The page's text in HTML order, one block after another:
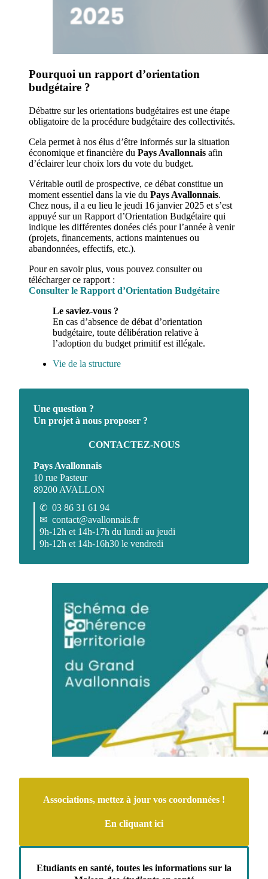
Pourquoi un rapport d’orientation
budgétaire ?
Débattre sur les orientations budgétaires est une étape
obligatoire de la procédure budgétaire des collectivités.
Cela permet à nos élus d’être informés sur la situation
économique et financière du Pays Avallonnais afin
d’éclairer leur choix lors du vote du budget.
Véritable outil de prospective, ce débat constitue un
moment essentiel dans la vie du Pays Avallonnais.
Chez nous, il a eu lieu le jeudi 16 janvier 2025 et s’est
appuyé sur un Rapport d’Orientation Budgétaire qui
indique les différentes donées clés pour l’année à venir
(projets, financements, actions maintenues ou
abandonnées, effectifs, etc.).
Pour en savoir plus, vous pouvez consulter ou
télécharger ce rapport :
Consulter le Rapport d’Orientation Budgétaire
Le saviez-vous ?
En cas d’absence de débat d’orientation
budgétaire, toute délibération relative à
l’adoption du budget primitif est illégale.
Vie de la structure
Une question ?
Un projet à nous proposer ?
CONTACTEZ-NOUS
Pays Avallonnais
10 rue Pasteur
89200 AVALLON
✆ 03 86 31 61 94
✉ contact@avallonnais.fr
9h-12h et 14h-17h du lundi au jeudi
9h-12h et 14h-16h30 le vendredi
Associations, mettez à jour vos coordonnées !
En cliquant ici
Etudiants en santé, toutes les informations sur la